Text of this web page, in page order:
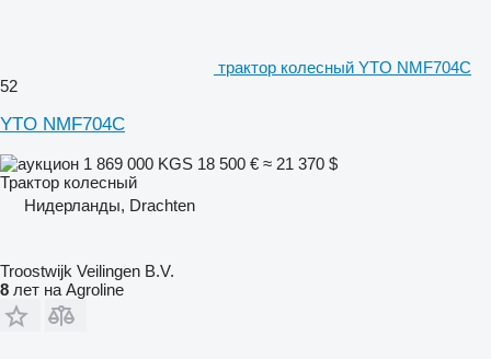
трактор колесный YTO NMF704C
52
YTO NMF704C
1 869 000 KGS 18 500 € ≈ 21 370 $
Трактор колесный
Нидерланды, Drachten
Troostwijk Veilingen B.V.
8 лет на Agroline